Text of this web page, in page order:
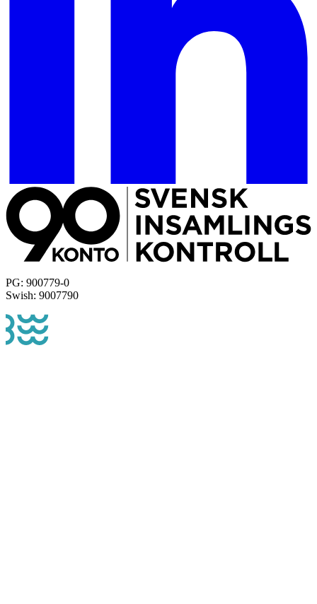
PG: 900779-0
Swish: 9007790